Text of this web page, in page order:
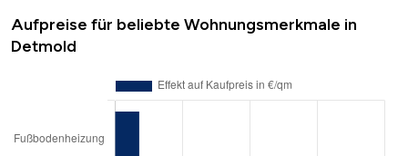
Aufpreise für beliebte Wohnungsmerkmale in
Detmold